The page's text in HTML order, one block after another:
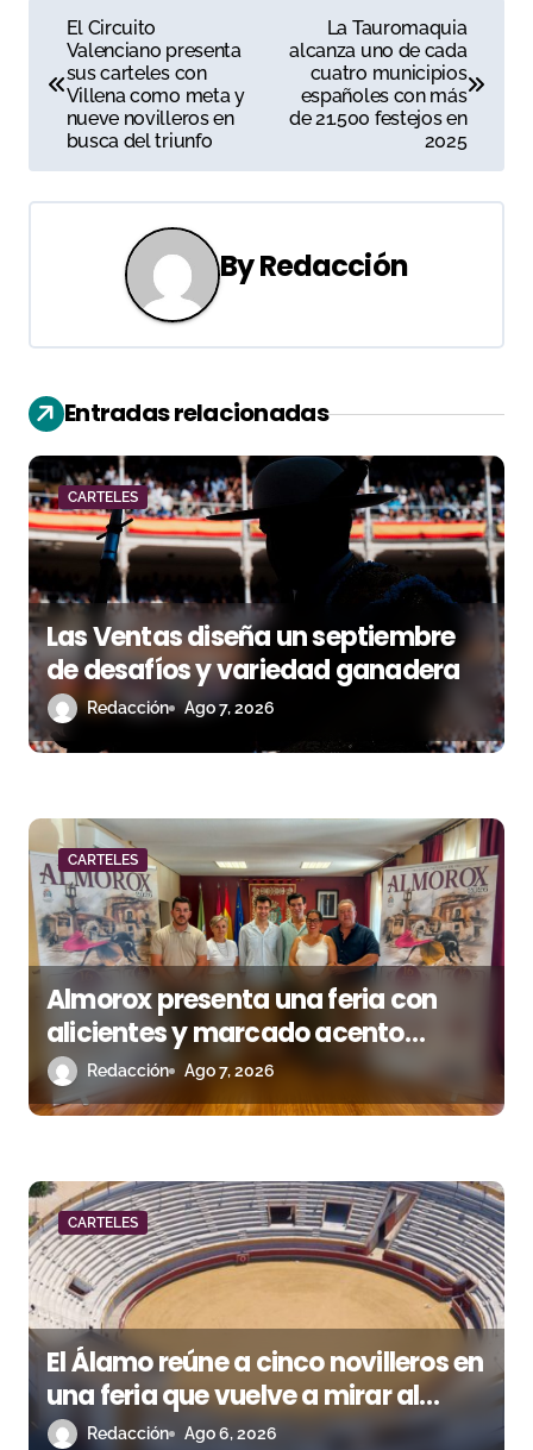
a
e
g
i
ó
n
d
e
e
n
t
r
d
a
s
El Circuito
Valenciano presenta
sus carteles con
Villena como meta y
nueve novilleros en
busca del triunfo
La Tauromaquia
alcanza uno de cada
cuatro municipios
españoles con más
de 21.500 festejos en
2025
ByRedacción
Entradas relacionadas
CARTELES
Las Ventas diseña un septiembre
de desafíos y variedad ganadera
Redacción Ago 7, 2026
CARTELES
Almorox presenta una feria con
alicientes y marcado acento
toristaRedacción Ago 7, 2026
CARTELES
El Álamo reúne a cinco novilleros en
una feria que vuelve a mirar al
futuroRedacción Ago 6, 2026